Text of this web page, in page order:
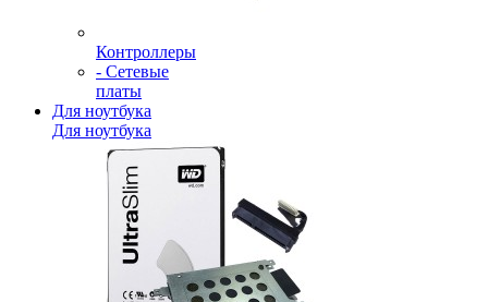
Контроллеры
- Сетевые
платы
Для ноутбука
Для ноутбука